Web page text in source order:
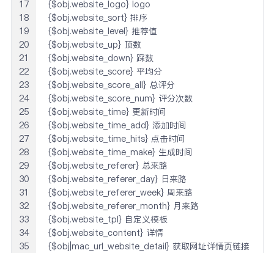
{$obj.website_logo} logo
{$obj.website_sort} 排序
{$obj.website_level} 推荐值
{$obj.website_up} 顶数
{$obj.website_down} 踩数
{$obj.website_score} 平均分
{$obj.website_score_all} 总评分
{$obj.website_score_num} 评分次数
{$obj.website_time} 更新时间
{$obj.website_time_add} 添加时间
{$obj.website_time_hits} 点击时间
{$obj.website_time_make} 生成时间
{$obj.website_referer} 总来路
{$obj.website_referer_day} 日来路
{$obj.website_referer_week} 周来路
{$obj.website_referer_month} 月来路
{$obj.website_tpl} 自定义模板
{$obj.website_content} 详情
{$obj|mac_url_website_detail} 获取网址详情页链接
17
18
19
20
21
22
23
24
25
26
27
28
29
30
31
32
33
34
35